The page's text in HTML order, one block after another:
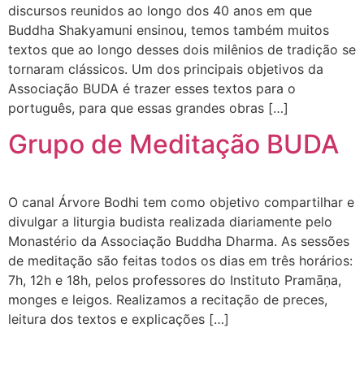
discursos reunidos ao longo dos 40 anos em que
Buddha Shakyamuni ensinou, temos também muitos
textos que ao longo desses dois milênios de tradição se
tornaram clássicos. Um dos principais objetivos da
Associação BUDA é trazer esses textos para o
português, para que essas grandes obras […]
Grupo de Meditação BUDA
O canal Árvore Bodhi tem como objetivo compartilhar e
divulgar a liturgia budista realizada diariamente pelo
Monastério da Associação Buddha Dharma. As sessões
de meditação são feitas todos os dias em três horários:
7h, 12h e 18h, pelos professores do Instituto Pramāṇa,
monges e leigos. Realizamos a recitação de preces,
leitura dos textos e explicações […]